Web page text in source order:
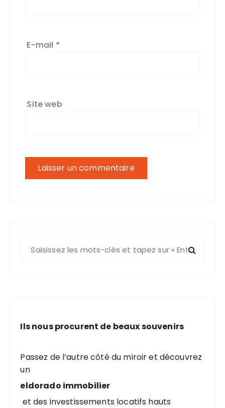
E-mail *
Site web
h
p
o
u
Ils nous procurent de beaux souvenirs
Passez de l’autre côté du miroir et découvrez
un
eldorado immobilier
et des investissements locatifs hauts